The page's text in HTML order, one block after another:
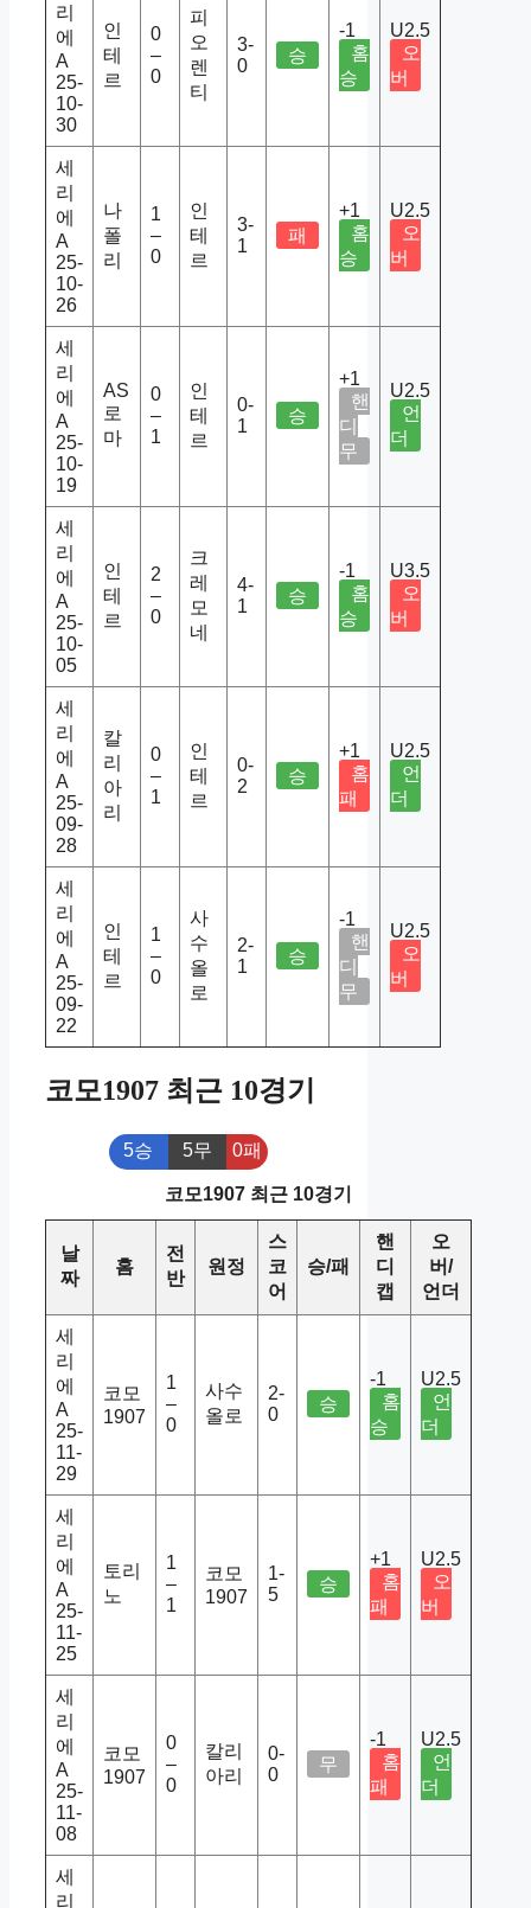
리
에
A
25-
10-
30
인
테
르
0
–
0
피
오
렌
티
3-
0
승
-1
홈
승
U2.5
오
버
세
리
에
A
25-
10-
26
나
폴
리
1
–
0
인
테
르
3-
1
패
+1
홈
승
U2.5
오
버
세
리
에
A
25-
10-
19
AS
로
마
0
–
1
인
테
르
0-
1
승
+1
핸
디
무
U2.5
언
더
세
리
에
A
25-
10-
05
인
테
르
2
–
0
크
레
모
네
4-
1
승
-1
홈
승
U3.5
오
버
세
리
에
A
25-
09-
28
칼
리
아
리
0
–
1
인
테
르
0-
2
승
+1
홈
패
U2.5
언
더
세
리
에
A
25-
09-
22
인
테
르
1
–
0
사
수
올
로
2-
1
승
-1
핸
디
무
U2.5
오
버
코모1907 최근 10경기
5승 5무 0패
코모1907 최근 10경기
날
짜
홈
전
반
원정
스
코
어
승/패
핸
디
캡
오
버/
언더
세
리
에
A
25-
11-
29
코모
1907
1
–
0
사수
올로
2-
0
승
-1
홈
승
U2.5
언
더
세
리
에
A
25-
11-
25
토리
노
1
–
1
코모
1907
1-
5
승
+1
홈
패
U2.5
오
버
세
리
에
A
25-
11-
08
코모
1907
0
–
0
칼리
아리
0-
0
무
-1
홈
패
U2.5
언
더
세
리